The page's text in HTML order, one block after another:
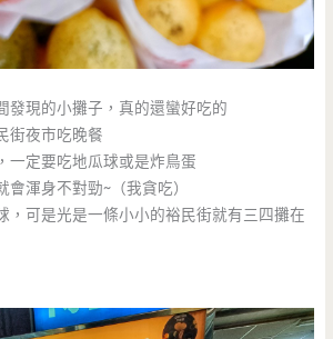
發現的小攤子，真的還蠻好吃的
街夜市吃晚餐
一定要吃地瓜球或是炸鳥蛋
渾身不對勁~（我貪吃）
，可是光是一條小小的裕民街就有三四攤在